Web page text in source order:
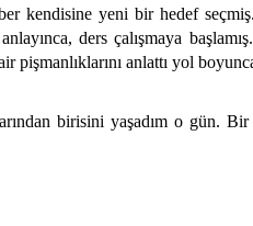
kendisine yeni bir hedef
ders çalışmaya
pişmanlıklarını anlattı yol
birisini yaşadım o gün.